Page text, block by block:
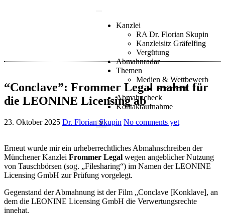
Kanzlei
RA Dr. Florian Skupin
Kanzleisitz Gräfelfing
Vergütung
Abmahnradar
Themen
Medien & Wettbewerb
Fotorecht
Abmahncheck
Kontaktaufnahme
X
“Conclave”: Frommer Legal mahnt für
die LEONINE Licensing ab
23. Oktober 2025 Dr. Florian Skupin No comments yet
Erneut wurde mir ein urheberrechtliches Abmahnschreiben der
Münchener Kanzlei Frommer Legal wegen angeblicher Nutzung
von Tauschbörsen (sog. „Filesharing“) im Namen der LEONINE
Licensing GmbH zur Prüfung vorgelegt.
Gegenstand der Abmahnung ist der Film „Conclave [Konklave], an
dem die LEONINE Licensing GmbH die Verwertungsrechte
innehat.